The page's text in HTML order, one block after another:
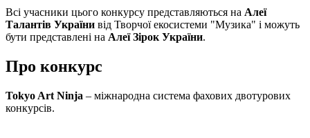
Всі учасники цього конкурсу представляються на Алеї
Талантів України від Творчої екосистеми "Музика" і можуть
бути представлені на Алеї Зірок України.
Про конкурс
Tokyo Art Ninja – міжнародна система фахових двотурових
конкурсів.